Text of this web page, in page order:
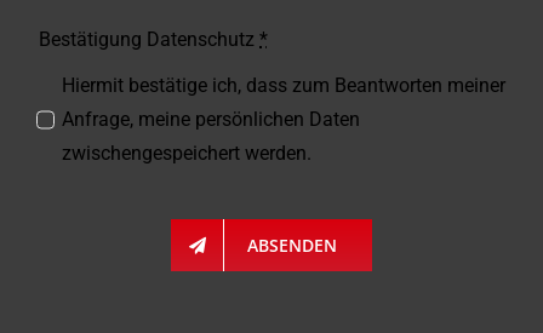
Bestätigung Datenschutz *
Hiermit bestätige ich, dass zum Beantworten meiner
Anfrage, meine persönlichen Daten
zwischengespeichert werden.
ABSENDEN